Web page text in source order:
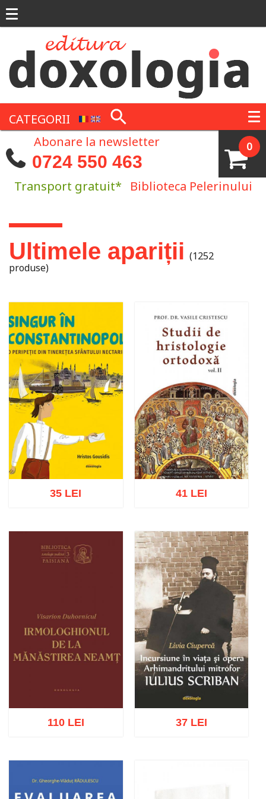
CATEGORII
0
Abonare la newsletter
0724 550 463
Transport gratuit* Biblioteca Pelerinului
Eşti aici
Ultimele apariții (1252
produse)
Adaugă în coș Wishlist
35 LEI
Adaugă în coș Wishlist
41 LEI
110 LEI 37 LEI